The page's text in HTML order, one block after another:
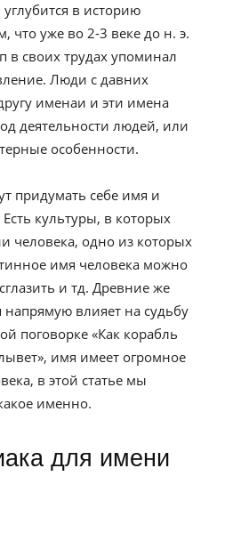
в историю
что уже во 2-3 веке до н. э.
в своих трудах упоминал
Люди с давних
именаи и эти имена
деятельности людей, или
особенности.
придумать себе имя и
культуры, в которых
человека, одно из которых
имя человека можно
и тд. Древние же
напрямую влияет на судьбу
поговорке «Как корабль
имя имеет огромное
в этой статье мы
именно.